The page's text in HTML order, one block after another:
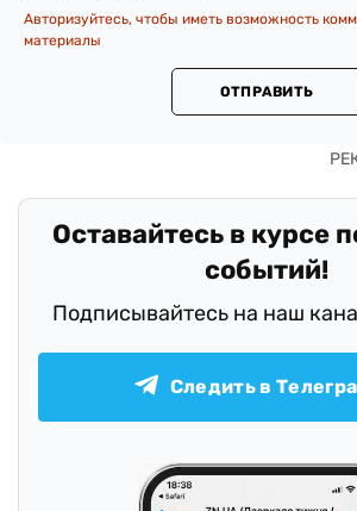
Авторизуйтесь, чтобы иметь возможность
материалы
ОТПРАВИТЬ
Оставайтесь в курсе
событий!
Подписывайтесь на наш
Следить в